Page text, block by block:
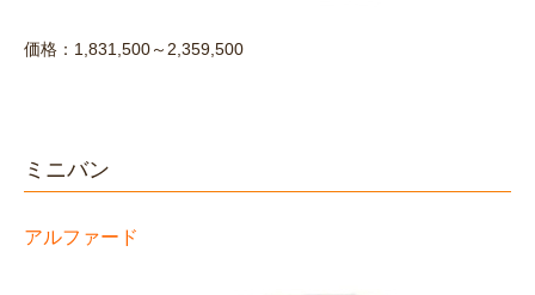
価格：1,831,500～2,359,500
ミニバン
アルファード